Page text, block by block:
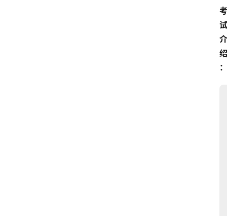
考
试
介
绍
：